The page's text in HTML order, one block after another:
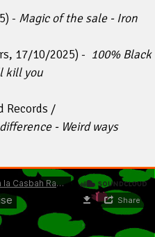
- Magic of the sale - Iron
17/10/2025) - 100% Black
kill you
Records /
- Weird ways